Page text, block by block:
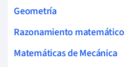
Geometría
Razonamiento matemático
Matemáticas de Mecánica